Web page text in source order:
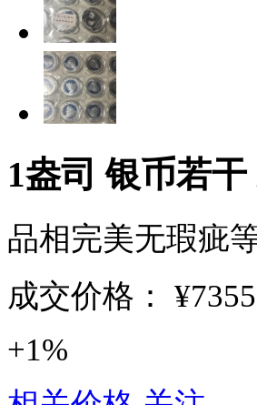
1盎司 银币若干
品相完美无瑕疵
成交价格： ¥7355
+1%